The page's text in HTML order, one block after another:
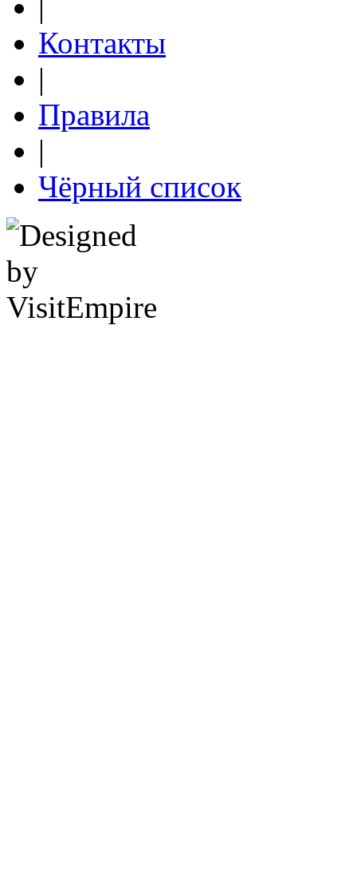
Контакты
|
Правила
|
Чёрный список